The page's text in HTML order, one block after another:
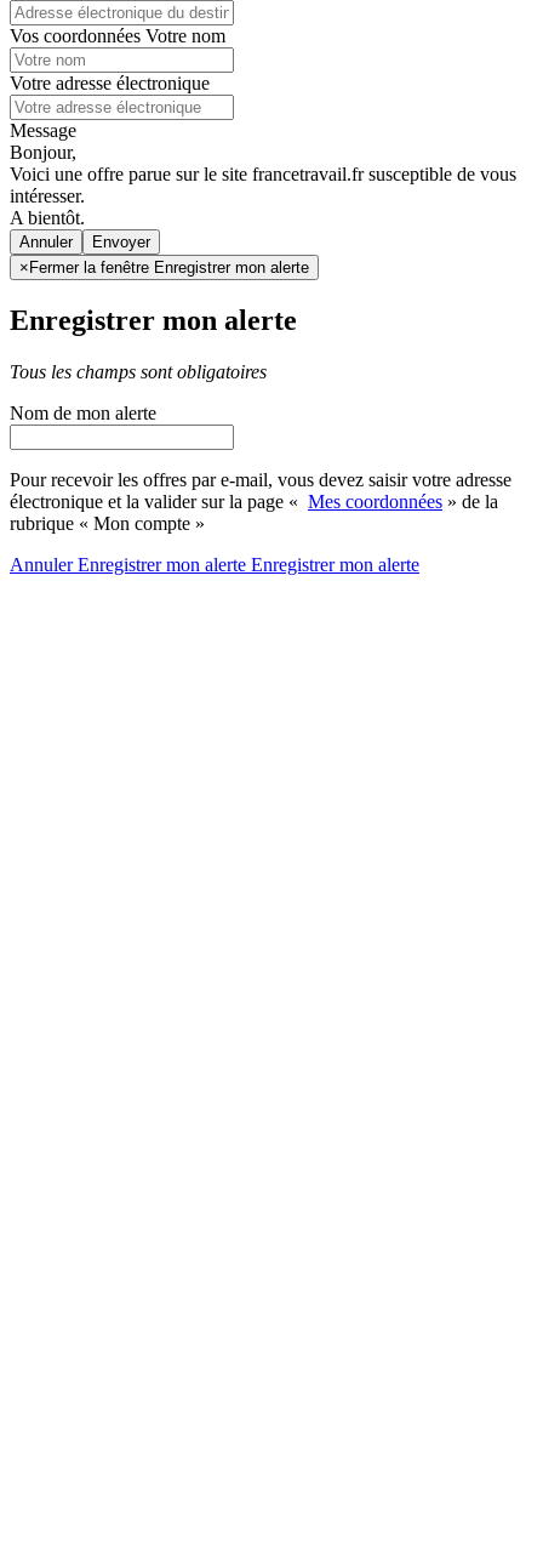
Vos coordonnées Votre nom
Votre adresse électronique
Message
Bonjour,
Voici une offre parue sur le site francetravail.fr susceptible de vous
intéresser.
A bientôt.
Annuler
× Fermer la fenêtre Enregistrer mon alerte
Enregistrer mon alerte
Tous les champs sont obligatoires
Nom de mon alerte
Pour recevoir les offres par e-mail, vous devez saisir votre adresse
électronique et la valider sur la page « Mes coordonnées » de la
rubrique « Mon compte »
AnnulerEnregistrer mon alerte Enregistrermon alerte